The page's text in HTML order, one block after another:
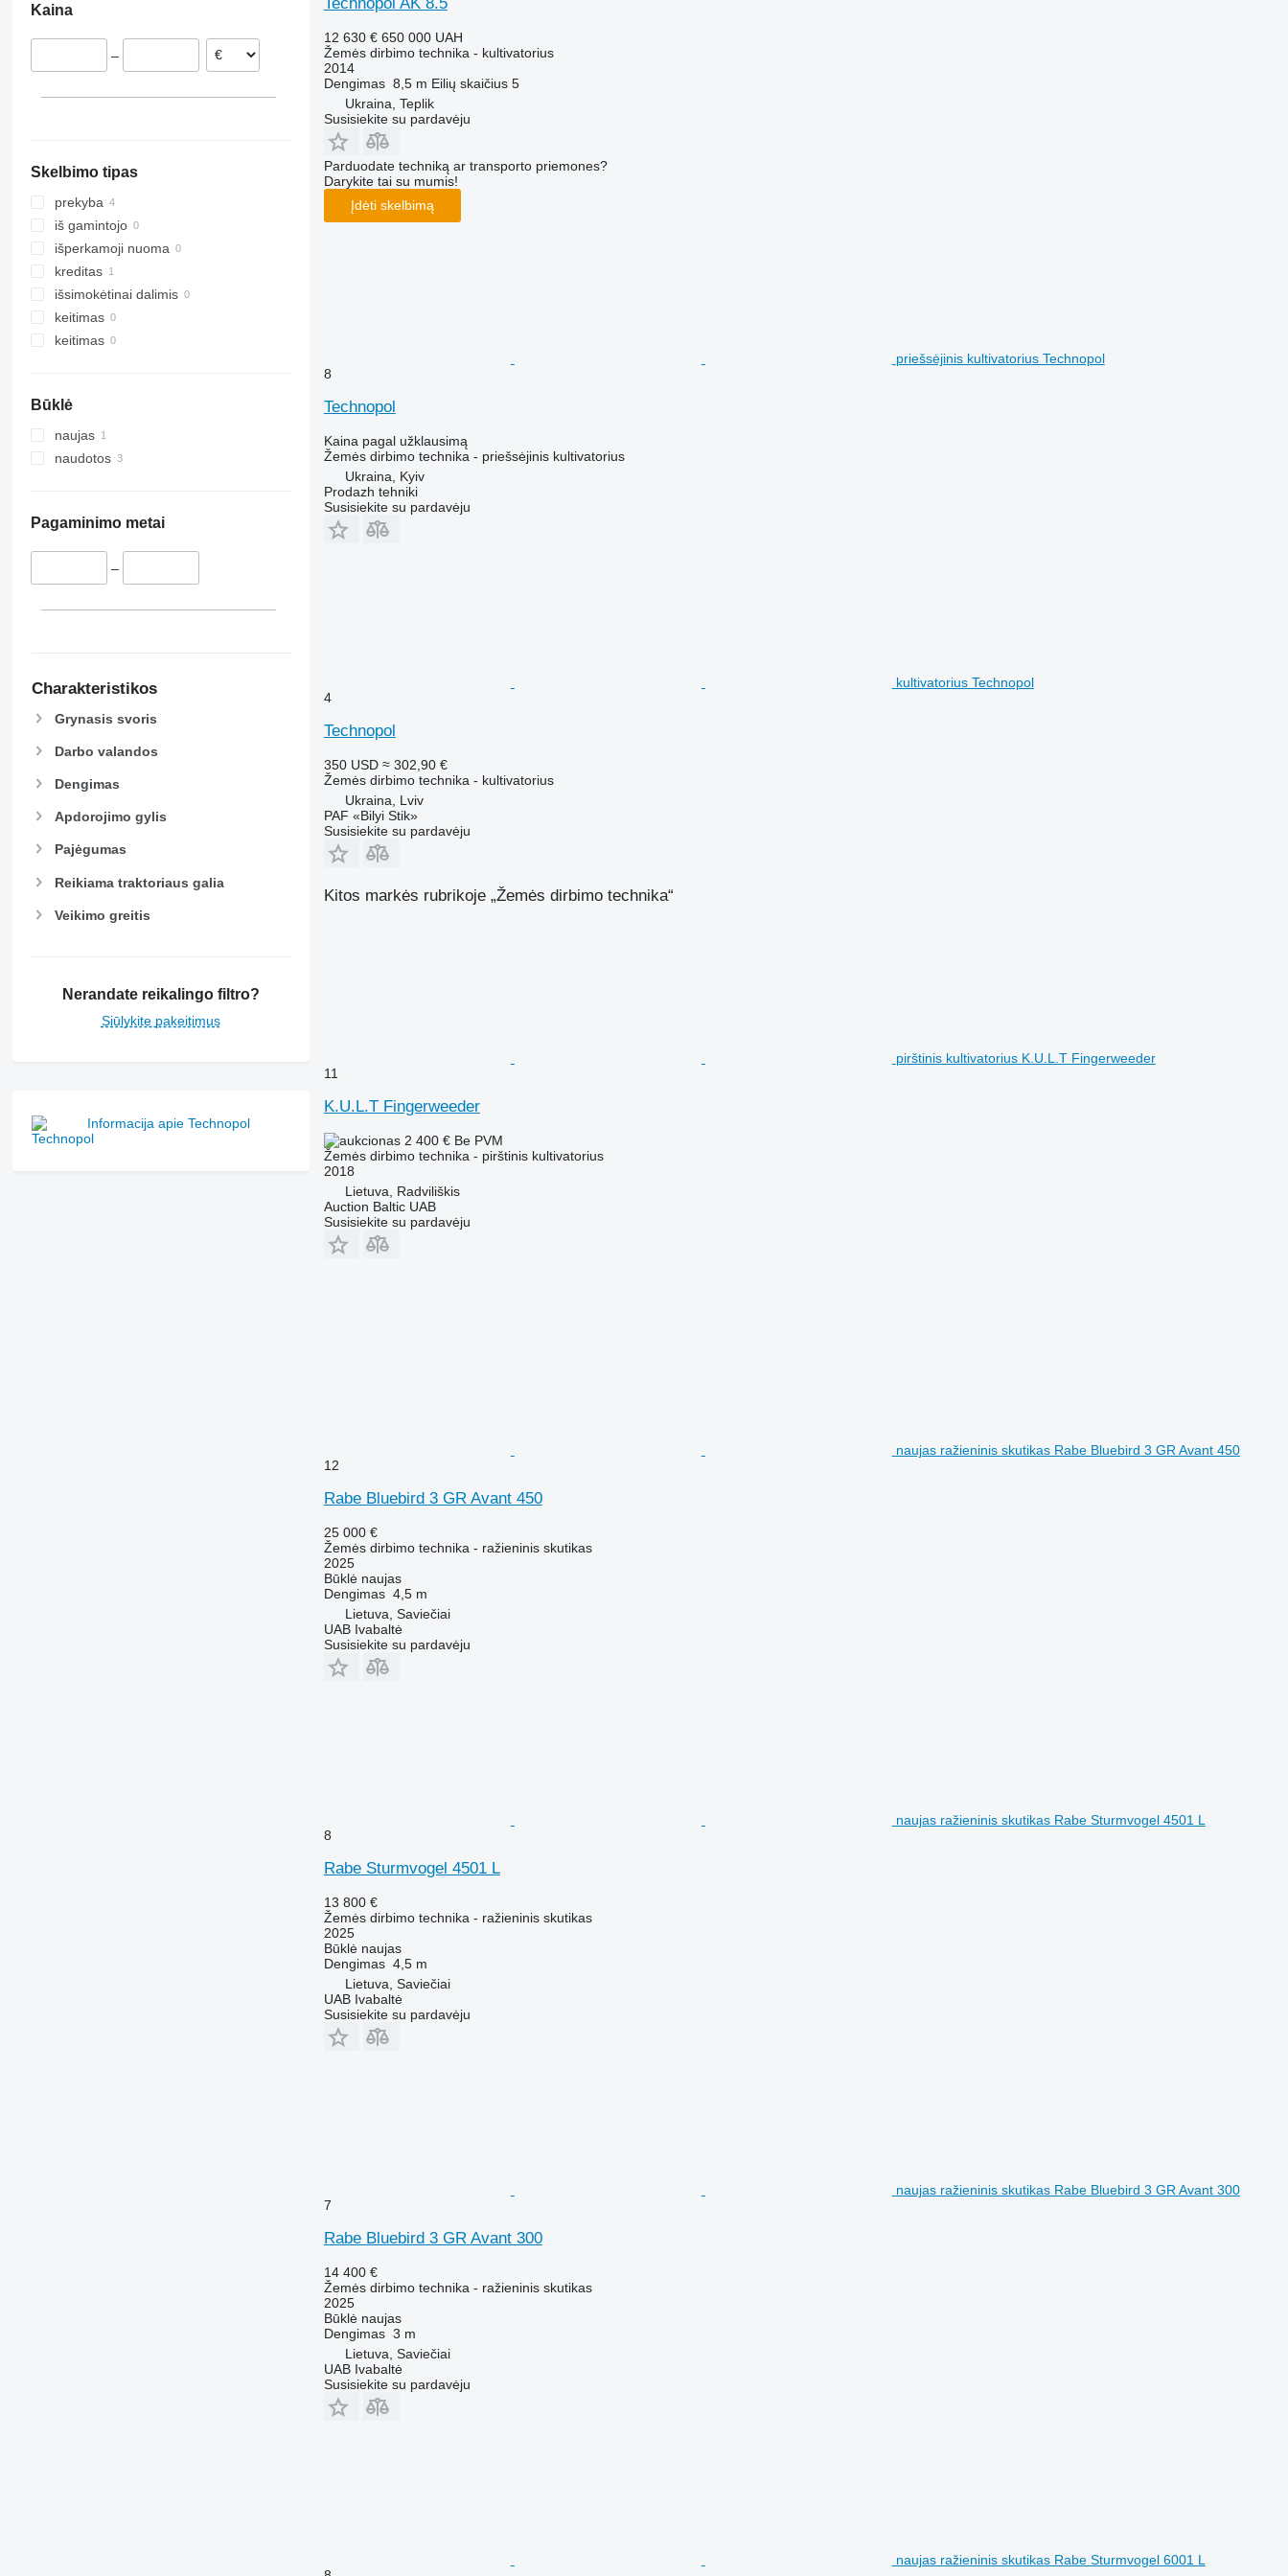
VariDiamant
VariOpal
Kaina
–
Skelbimo tipas
prekyba
iš gamintojo
išperkamoji nuoma
kreditas
išsimokėtinai dalimis
keitimas
keitimas
Būklė
naujas
naudotos
Pagaminimo metai
–
Charakteristikos
Grynasis svoris
Darbo valandos
Dengimas
Apdorojimo gylis
Pajėgumas
Reikiama traktoriaus galia
Veikimo greitis
Nerandate reikalingo filtro?
Siūlykite pakeitimus
Informacija apie Technopol
12 630 € 650 000 UAH
Žemės dirbimo technika - kultivatorius
2014
Dengimas 8,5 m Eilių skaičius 5
Ukraina, Teplik
Susisiekite su pardavėju
Parduodate techniką ar transporto priemones?
Darykite tai su mumis!
Įdėti skelbimą
priešsėjinis kultivatorius Technopol
8
Technopol
Kaina pagal užklausimą
Žemės dirbimo technika - priešsėjinis kultivatorius
Ukraina, Kyiv
Prodazh tehniki
Susisiekite su pardavėju
kultivatorius Technopol
4
Technopol
350 USD ≈ 302,90 €
Žemės dirbimo technika - kultivatorius
Ukraina, Lviv
PAF «Bilyi Stik»
Susisiekite su pardavėju
Kitos markės rubrikoje „Žemės dirbimo technika“
pirštinis kultivatorius K.U.L.T Fingerweeder
11
K.U.L.T Fingerweeder
2 400 € Be PVM
Žemės dirbimo technika - pirštinis kultivatorius
2018
Lietuva, Radviliškis
Auction Baltic UAB
Susisiekite su pardavėju
naujas ražieninis skutikas Rabe Bluebird 3 GR Avant 450
12
Rabe Bluebird 3 GR Avant 450
25 000 €
Žemės dirbimo technika - ražieninis skutikas
2025
Būklėnaujas
Dengimas 4,5 m
Lietuva, Saviečiai
UAB Ivabaltė
Susisiekite su pardavėju
naujas ražieninis skutikas Rabe Sturmvogel 4501 L
8
Rabe Sturmvogel 4501 L
13 800 €
Žemės dirbimo technika - ražieninis skutikas
2025
Būklėnaujas
Dengimas 4,5 m
Lietuva, Saviečiai
UAB Ivabaltė
Susisiekite su pardavėju
naujas ražieninis skutikas Rabe Bluebird 3 GR Avant 300
7
Rabe Bluebird 3 GR Avant 300
14 400 €
Žemės dirbimo technika - ražieninis skutikas
2025
Būklėnaujas
Dengimas 3 m
Lietuva, Saviečiai
UAB Ivabaltė
Susisiekite su pardavėju
naujas ražieninis skutikas Rabe Sturmvogel 6001 L